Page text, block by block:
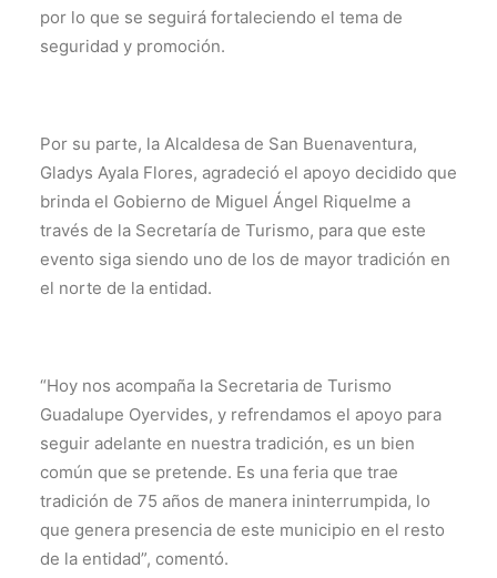
por lo que se seguirá fortaleciendo el tema de
seguridad y promoción.
Por su parte, la Alcaldesa de San Buenaventura,
Gladys Ayala Flores, agradeció el apoyo decidido que
brinda el Gobierno de Miguel Ángel Riquelme a
través de la Secretaría de Turismo, para que este
evento siga siendo uno de los de mayor tradición en
el norte de la entidad.
“Hoy nos acompaña la Secretaria de Turismo
Guadalupe Oyervides, y refrendamos el apoyo para
seguir adelante en nuestra tradición, es un bien
común que se pretende. Es una feria que trae
tradición de 75 años de manera ininterrumpida, lo
que genera presencia de este municipio en el resto
de la entidad”, comentó.